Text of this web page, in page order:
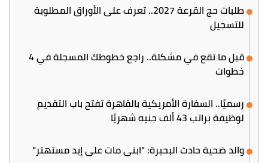
طلبات حج القرعة 2027.. تعرف على الأوراق المطلوبة
للتسجيل
قبل ما تقع في مشكلة.. راجع خطوطك المسجلة في 4
خطوات
رسميًا.. السفارة الأمريكية بالقاهرة تفتح باب التقديم
لوظيفة براتب 43 ألف جنيه شهريًا
والد ضحية حادث البحيرة: "ابني مات على إيد مستهتر"